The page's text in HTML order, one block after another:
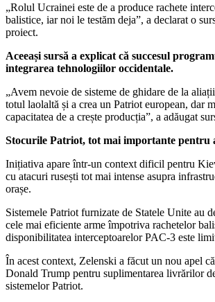
„Rolul Ucrainei este de a produce rachete
balistice, iar noi le testăm deja”, a declarat o
proiect.
Aceeași sursă a explicat că succesul
integrarea tehnologiilor occidentale.
„Avem nevoie de sisteme de ghidare de la
totul laolaltă și a crea un Patriot european, dar
capacitatea de a crește producția”, a adăugat
Stocurile Patriot, tot mai importante pentru
Inițiativa apare într-un context dificil pentru
cu atacuri rusești tot mai intense asupra
orașe.
Sistemele Patriot furnizate de Statele Unite au
cele mai eficiente arme împotriva rachetelor
disponibilitatea interceptoarelor PAC-3 este
În acest context, Zelenski a făcut un nou apel
Donald Trump pentru suplimentarea livrărilor
sistemelor Patriot.